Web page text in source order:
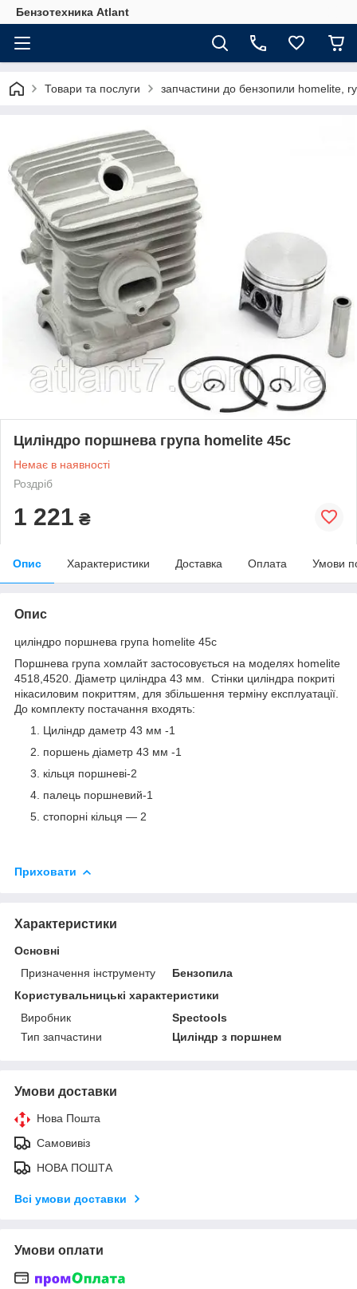
Бензотехника Atlant
Товари та послуги запчастини до бензопили homelite,
Циліндро поршнева група homelite 45c
Немає в наявності
Роздріб
1 221 ₴
Опис Характеристики Доставка Оплата Умови
Опис
циліндро поршнева група homelite 45с
Поршнева група хомлайт застосовується на моделях homelite
4518,4520. Діаметр циліндра 43 мм. Стінки циліндра покриті
нікасиловим покриттям, для збільшення терміну експлуатації.
До комплекту постачання входять:
Циліндр даметр 43 мм -1
поршень діаметр 43 мм -1
кільця поршневі-2
палець поршневий-1
стопорні кільця — 2
Приховати
Характеристики
Основні
Призначення інструменту
Бензопила
Користувальницькі характеристики
Виробник
Spectools
Тип запчастини
Циліндр з поршнем
Умови доставки
Нова Пошта
Самовивіз
НОВА ПОШТА
Всі умови доставки
Умови оплати